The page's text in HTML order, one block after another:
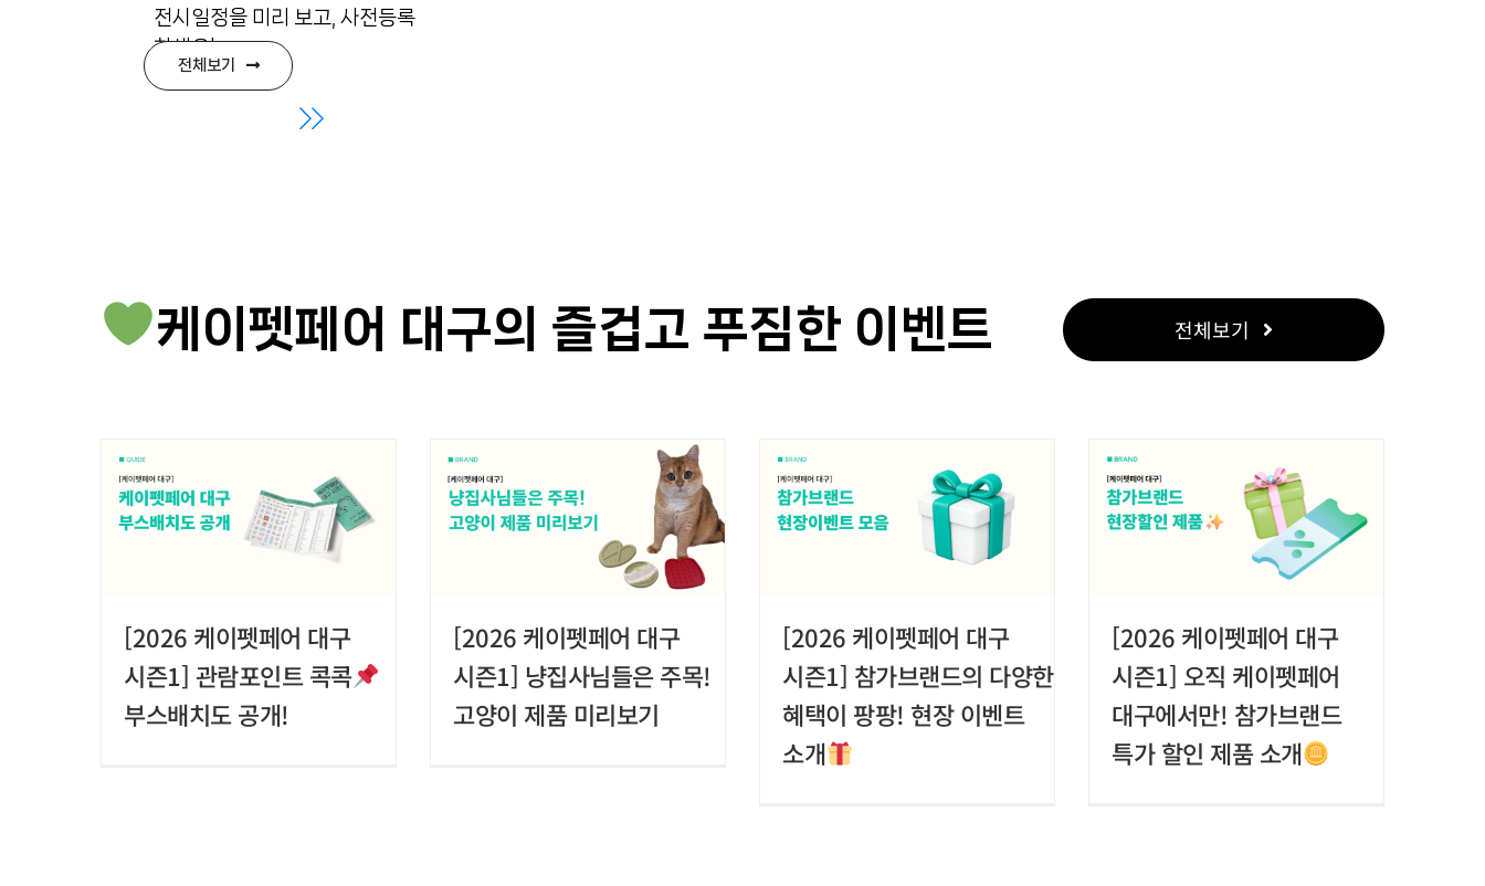
전시일정을 미리 보고, 사전등록
하세요!
전체보기
케이펫페어 대구의 즐겁고 푸짐한 이벤트 전체보기
[2026 케이펫페어 대구
시즌1] 관람포인트 콕콕
부스배치도 공개!
[2026 케이펫페어 대구
시즌1] 냥집사님들은 주목!
고양이 제품 미리보기
[2026 케이펫페어 대구
시즌1] 참가브랜드의 다양한
혜택이 팡팡! 현장 이벤트
소개
[2026 케이펫페어 대구
시즌1] 오직 케이펫페어
대구에서만! 참가브랜드
특가 할인 제품 소개